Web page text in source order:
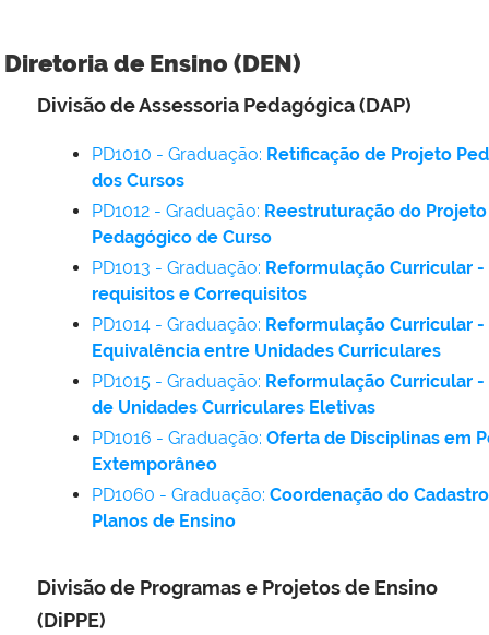
Diretoria de Ensino (DEN)
Divisão de Assessoria Pedagógica (DAP)
PD1010 - Graduação: Retificação de Projeto
dos Cursos
PD1012 - Graduação: Reestruturação do Projeto
Pedagógico de Curso
PD1013 - Graduação: Reformulação Curricular -
requisitos e Correquisitos
PD1014 - Graduação: Reformulação Curricular -
Equivalência entre Unidades Curriculares
PD1015 - Graduação: Reformulação Curricular -
de Unidades Curriculares Eletivas
PD1016 - Graduação: Oferta de Disciplinas em
Extemporâneo
PD1060 - Graduação: Coordenação do
Planos de Ensino
Divisão de Programas e Projetos de Ensino
(DiPPE)